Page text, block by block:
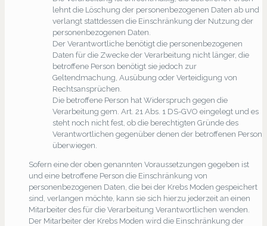
lehnt die Löschung der personenbezogenen Daten ab und
verlangt stattdessen die Einschränkung der Nutzung der
personenbezogenen Daten.
Der Verantwortliche benötigt die personenbezogenen
Daten für die Zwecke der Verarbeitung nicht länger, die
betroffene Person benötigt sie jedoch zur
Geltendmachung, Ausübung oder Verteidigung von
Rechtsansprüchen.
Die betroffene Person hat Widerspruch gegen die
Verarbeitung gem. Art. 21 Abs. 1 DS-GVO eingelegt und es
steht noch nicht fest, ob die berechtigten Gründe des
Verantwortlichen gegenüber denen der betroffenen Person
überwiegen.
Sofern eine der oben genannten Voraussetzungen gegeben ist
und eine betroffene Person die Einschränkung von
personenbezogenen Daten, die bei der Krebs Moden gespeichert
sind, verlangen möchte, kann sie sich hierzu jederzeit an einen
Mitarbeiter des für die Verarbeitung Verantwortlichen wenden.
Der Mitarbeiter der Krebs Moden wird die Einschränkung der